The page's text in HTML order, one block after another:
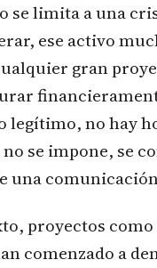
se limita a una
ese activo
gran
legítimo, no hay
se impone, se
una
proyectos
comenzado a